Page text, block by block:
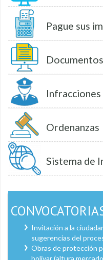
Pague sus
Infracciones
Ordenanzas
Sistema de
Invitación a la
sugerencias del
Obras de protección
bolívar (altura